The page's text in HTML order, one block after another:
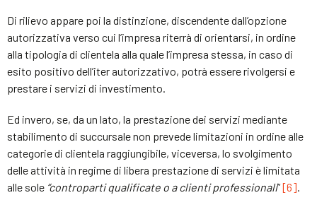
Di rilievo appare poi la distinzione, discendente dall’opzione
autorizzativa verso cui l’impresa riterrà di orientarsi, in ordine
alla tipologia di clientela alla quale l’impresa stessa, in caso di
esito positivo dell’iter autorizzativo, potrà essere rivolgersi e
prestare i servizi di investimento.
Ed invero, se, da un lato, la prestazione dei servizi mediante
stabilimento di succursale non prevede limitazioni in ordine alle
categorie di clientela raggiungibile, viceversa, lo svolgimento
delle attività in regime di libera prestazione di servizi è limitata
alle sole “controparti qualificate o a clienti professionali”[6].